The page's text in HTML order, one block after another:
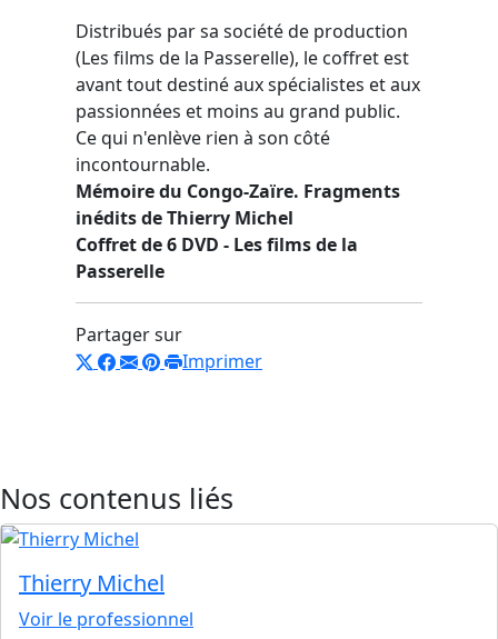
Distribués par sa société de production
(Les films de la Passerelle), le coffret est
avant tout destiné aux spécialistes et aux
passionnées et moins au grand public.
Ce qui n'enlève rien à son côté
incontournable.
Mémoire du Congo-Zaïre. Fragments
inédits de Thierry Michel
Coffret de 6 DVD - Les films de la
Passerelle
Partager sur
Imprimer
Nos contenus liés
Thierry Michel
Voir le professionnel